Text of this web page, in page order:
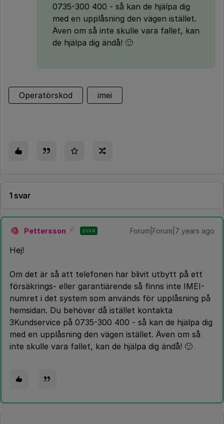
0735-300 400 - så kan de hjälpa dig
med en upplåsning den vägen istället.
Även om så inte skulle vara fallet, kan
de hjälpa dig ändå! 🙂
Operatörskod imei
1 svar
P Pettersson SVAR Forum|Forum|7 years ago
Hej!
Om det är så att telefonen har blivit utbytt på ett
försäkrings- eller garantiärende så finns inte IMEI-
numret i det system som används för upplåsning på
hemsidan. Du behöver då istället kontakta
3Kundservice på 0735-300 400 - så kan de hjälpa dig
med en upplåsning den vägen istället. Även om så
inte skulle vara fallet, kan de hjälpa dig ändå! 🙂